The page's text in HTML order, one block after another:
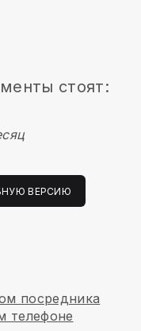
стоят:
ВЕРСИЮ
посредника
телефоне